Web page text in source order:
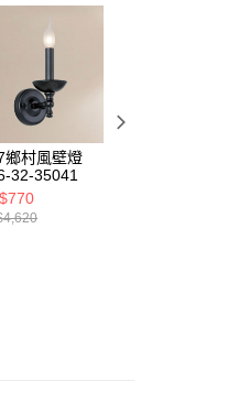
意方可使用
本公司不負相關責
戶狀況，依本公司
本公司將視審查
惡意使用之情
並採取法律行
鄉村風壁燈
32-35041